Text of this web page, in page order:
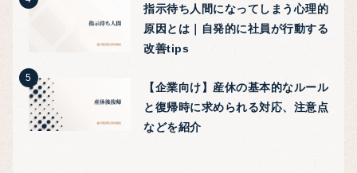
指示待ち人間になってしまう心理的
原因とは｜自発的に社員が行動する
改善tips
【企業向け】産休の基本的なルール
と復帰時に求められる対応、注意点
などを紹介